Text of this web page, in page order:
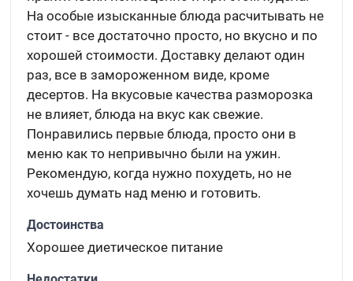
На особые изысканные блюда расчитывать не
стоит - все достаточно просто, но вкусно и по
хорошей стоимости. Доставку делают один
раз, все в замороженном виде, кроме
десертов. На вкусовые качества разморозка
не влияет, блюда на вкус как свежие.
Понравились первые блюда, просто они в
меню как то непривычно были на ужин.
Рекомендую, когда нужно похудеть, но не
хочешь думать над меню и готовить.
Достоинства
Хорошее диетическое питание